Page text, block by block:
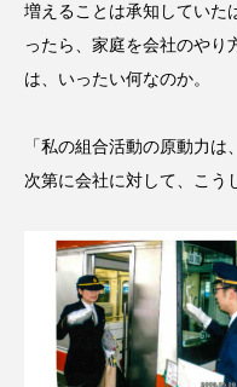
増えることは承知していた
ったら、家庭を会社のやり
は、いったい何なのか。
「私の組合活動の原動力は
次第に会社に対して、こう